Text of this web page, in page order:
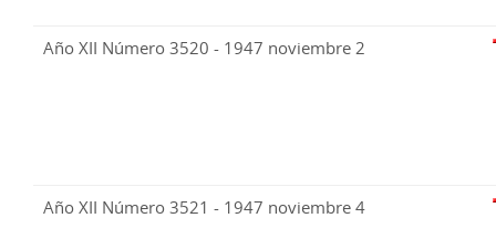
Año XII Número 3520 - 1947 noviembre 2
Año XII Número 3521 - 1947 noviembre 4